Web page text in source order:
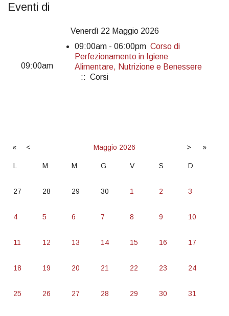
Eventi di
Venerdì 22 Maggio 2026
09:00am
09:00am - 06:00pm Corso di
Perfezionamento in Igiene
Alimentare, Nutrizione e Benessere
:: Corsi
« < Maggio 2026 > »
L M M G V S D
27 28 29 30 1 2 3
4 5 6 7 8 9 10
11 12 13 14 15 16 17
18 19 20 21 22 23 24
25 26 27 28 29 30 31